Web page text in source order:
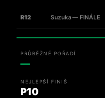
R12 Suzuka — FINÁLE
PRŮBĚŽNÉ POŘADÍ
—
NEJLEPŠÍ FINIŠ
P10